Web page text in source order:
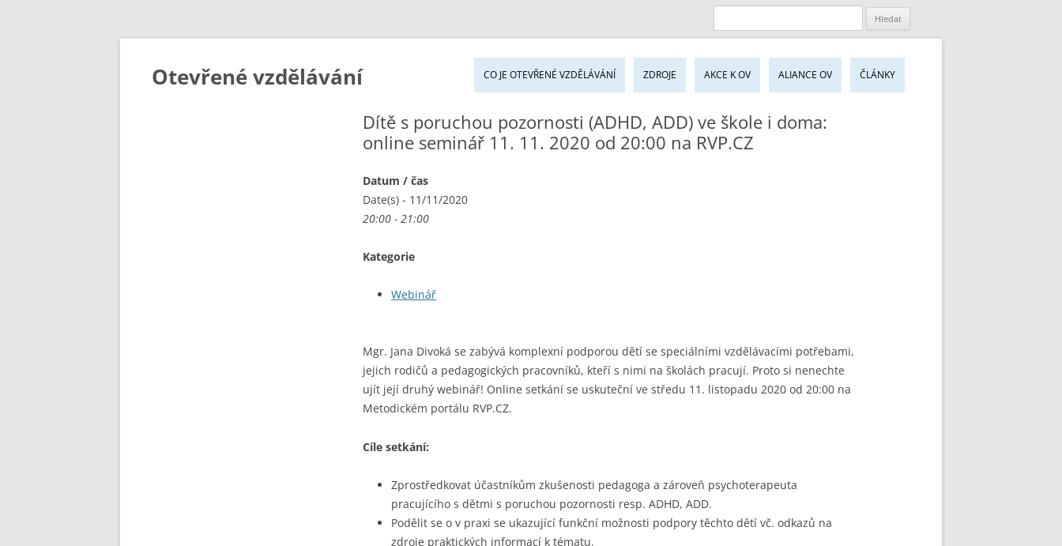
Otevřené vzdělávání Přejít
webu
CO JE OTEVŘENÉ VZDĚLÁVÁNÍ ZDROJE AKCE K OV ALIANCE OV ČLÁNKY
Dítě s poruchou pozornosti (ADHD, ADD) ve škole i doma:
online seminář 11. 11. 2020 od 20:00 na RVP.CZ
Datum / čas
Date(s) - 11/11/2020
20:00 - 21:00
Kategorie
Webinář
Mgr. Jana Divoká se zabývá komplexní podporou dětí se speciálními vzdělávacími potřebami,
jejich rodičů a pedagogických pracovníků, kteří s nimi na školách pracují. Proto si nenechte
ujít její druhý webinář! Online setkání se uskuteční ve středu 11. listopadu 2020 od 20:00 na
Metodickém portálu RVP.CZ.
Cíle setkání:
Zprostředkovat účastníkům zkušenosti pedagoga a zároveň psychoterapeuta
pracujícího s dětmi s poruchou pozornosti resp. ADHD, ADD.
Podělit se o v praxi se ukazující funkční možnosti podpory těchto dětí vč. odkazů na
zdroje praktických informací k tématu.